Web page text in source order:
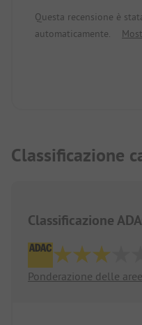
Questa recensione è
automaticamente.
Classificazione
Classificazione
Ponderazione delle